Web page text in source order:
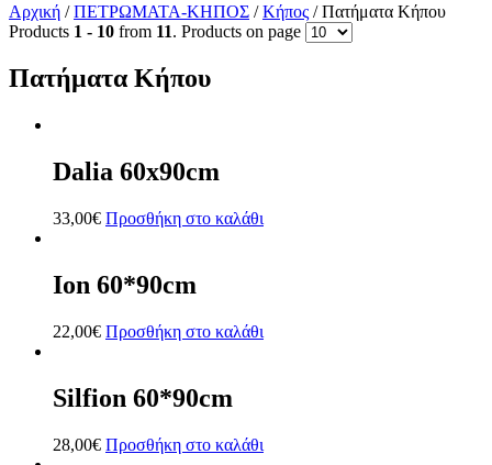
Αρχική /ΠΕΤΡΩΜΑΤΑ-ΚΗΠΟΣ /Κήπος / Πατήματα Κήπου
Products 1 - 10 from 11. Products on page
Πατήματα Κήπου
Dalia 60x90cm
33,00€ Προσθήκη στο καλάθι
Ion 60*90cm
22,00€ Προσθήκη στο καλάθι
Silfion 60*90cm
28,00€ Προσθήκη στο καλάθι